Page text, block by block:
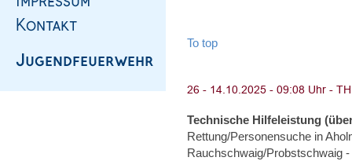
To top
Technische Hilfeleistung
Rettung/Personensuche in
Rauchschwaig/Probstschwaig